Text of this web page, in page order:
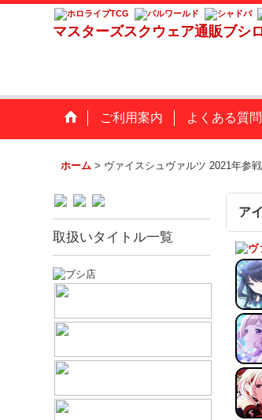
マスターズスクウェア通販ブシ
ご利用案内 よくある質問
ホーム > ヴァイスシュヴァルツ 2021年参
取扱いタイトル一覧
ア